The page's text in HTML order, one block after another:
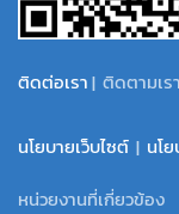
ติดต่อเรา| ติดตามเรา
นโยบายเว็บไซต์ | นโ
หน่วยงานที่เกี่ยวข้อง